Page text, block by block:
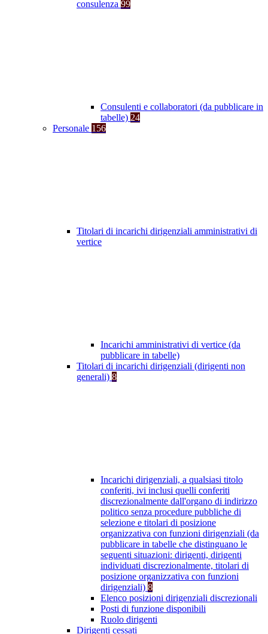
consulenza 99
Consulenti e collaboratori (da pubblicare in
tabelle) 24
Personale 156
Titolari di incarichi dirigenziali amministrativi di
vertice
Incarichi amministrativi di vertice (da
pubblicare in tabelle)
Titolari di incarichi dirigenziali (dirigenti non
generali) 8
Incarichi dirigenziali, a qualsiasi titolo
conferiti, ivi inclusi quelli conferiti
discrezionalmente dall'organo di indirizzo
politico senza procedure pubbliche di
selezione e titolari di posizione
organizzativa con funzioni dirigenziali (da
pubblicare in tabelle che distinguano le
seguenti situazioni: dirigenti, dirigenti
individuati discrezionalmente, titolari di
posizione organizzativa con funzioni
dirigenziali) 8
Elenco posizioni dirigenziali discrezionali
Posti di funzione disponibili
Ruolo dirigenti
Dirigenti cessati